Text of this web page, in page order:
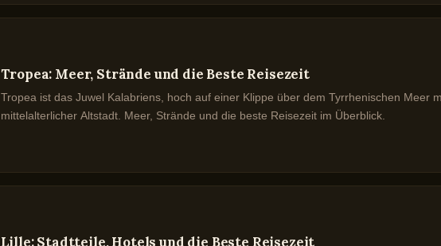
Tropea: Meer, Strände und die Beste Reisezeit
Tropea ist das Juwel Kalabriens, hoch auf einer Klippe über dem Tyrrhenischen Meer
mittelalterlicher Altstadt. Meer, Strände und die beste Reisezeit im Überblick.
Lille: Stadtteile, Hotels und die Beste Reisezeit